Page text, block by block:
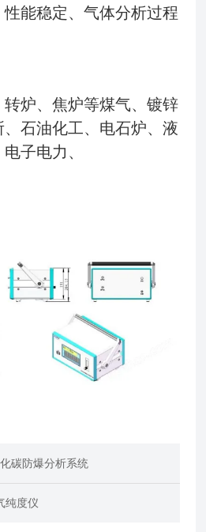
能稳定、气体分析过程
炉、焦炉等煤气、镀锌
石油化工、电石炉、液
子电力、
碳防爆分析系统
纯度仪